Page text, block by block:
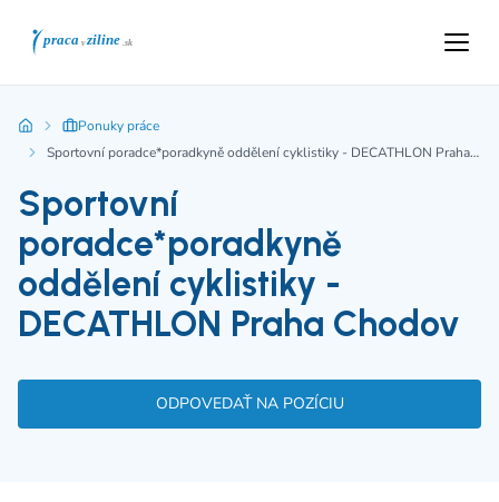
Ponuky práce
Sportovní poradce*poradkyně oddělení cyklistiky - DECATHLON Praha Chodov
Sportovní
poradce*poradkyně
oddělení cyklistiky -
DECATHLON Praha Chodov
ODPOVEDAŤ NA POZÍCIU